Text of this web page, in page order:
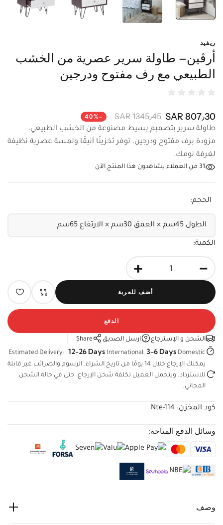
ريفيد
أرڤين– طاولة سرير عصرية من الخشب
الطبيعي مع رف مفتوح ودرجين
807٫30 SAR 1345٫45 SAR -40%
طاولة سرير بتصميم بسيط مصنوعة من الخشب الطبيعي،
مزودة برف مفتوح ودرجين، توفر تخزينًا أنيقًا ولمسة عصرية
نظيفة لغرفة نومك.
31 من العملاء يشاهدون هذا المنتج الآن
الحجم:
الكمية:
-
+
أضف للعربة
الدفع
الشحن و الإسترجاع ارسل الصديق
Share
Estimated Delivery:12-26 DaysInternational,3-6 Days
Domestic
يمكنك الإرجاع خلال 14 يومًا من تاريخ الشراء. الرسوم والضرائب غير
قابلة للاسترداد. ويتحمل العميل تكلفة شحن الإرجاع، حتى في حالة
وسائل الدفع المتاحة:
وصف